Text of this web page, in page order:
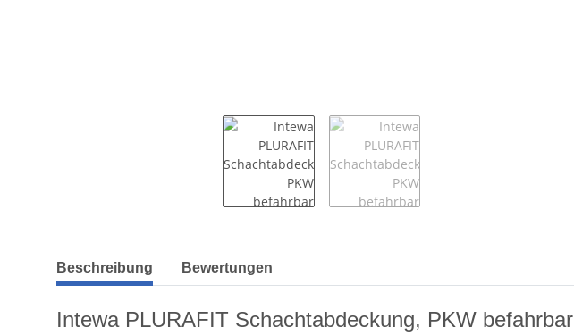
weitere Registerkarten anzeigen
Beschreibung Bewertungen
Intewa PLURAFIT Schachtabdeckung, PKW befahrbar